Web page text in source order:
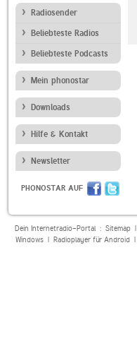
Radiosender
Beliebteste Radios
Beliebteste Podcasts
Mein phonostar
Downloads
Hilfe & Kontakt
Newsletter
PHONOSTAR AUF
Dein Internetradio-Portal : Sitemap|
Windows| Radioplayer für Android|